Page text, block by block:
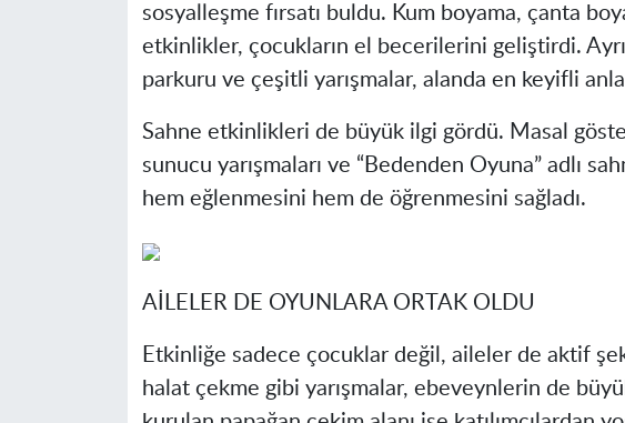
sosyalleşme fırsatı buldu. Kum boyama, çanta
etkinlikler, çocukların el becerilerini geliştirdi.
parkuru ve çeşitli yarışmalar, alanda en keyifli
Sahne etkinlikleri de büyük ilgi gördü. Masal
sunucu yarışmaları ve “Bedenden Oyuna” adlı
hem eğlenmesini hem de öğrenmesini sağladı.
AİLELER DE OYUNLARA ORTAK OLDU
Etkinliğe sadece çocuklar değil, aileler de aktif
halat çekme gibi yarışmalar, ebeveynlerin de